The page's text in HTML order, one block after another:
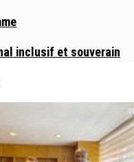
inclusif et souverain